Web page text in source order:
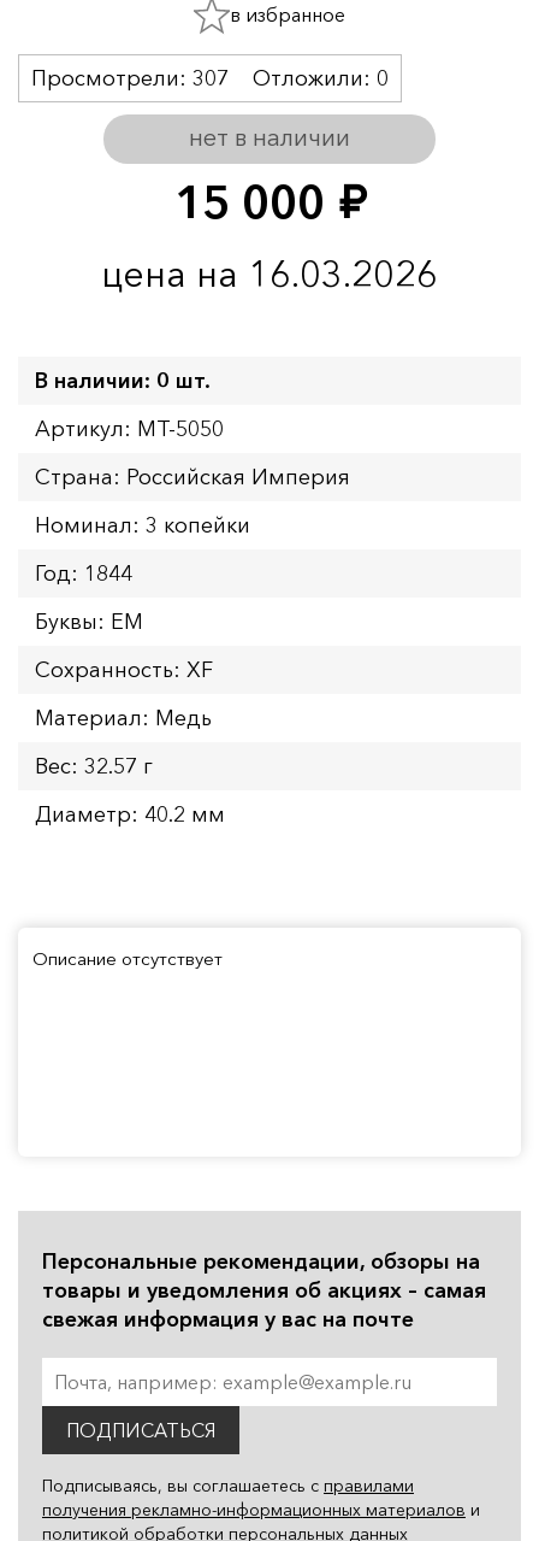
15 000 руб.
цена на 16.03.2026
нет в наличии
Просмотрели: 307 Отложили: 0
в избранное
В наличии: 0 шт.
Артикул: MT-5050
Страна: Российская Империя
Номинал: 3 копейки
Год: 1844
Буквы: ЕМ
Сохранность: XF
Материал: Медь
Вес: 32.57 г
Диаметр: 40.2 мм
Описание отсутствует
Персональные рекомендации, обзоры на
товары и уведомления об акциях – самая
свежая информация у вас на почте
ПОДПИСАТЬСЯ
Подписываясь, вы соглашаетесь с правилами
получения рекламно-информационных материалов и
политикой обработки персональных данных